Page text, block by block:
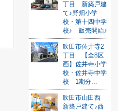
丁目 新築戸建
て♪野畑小学
校・第十四中学
校♪ 販売開始♪
吹田市佐井寺2
丁目 【全8区
画】佐井寺小学
校・佐井寺中学
校 1期分...
吹田市山田西
新築戸建て♪西